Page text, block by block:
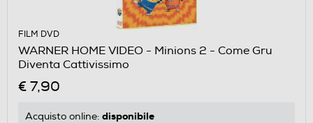
FILM DVD
WARNER HOME VIDEO - Minions 2 - Come Gru
Diventa Cattivissimo
€ 7,90
Acquisto online: disponibile